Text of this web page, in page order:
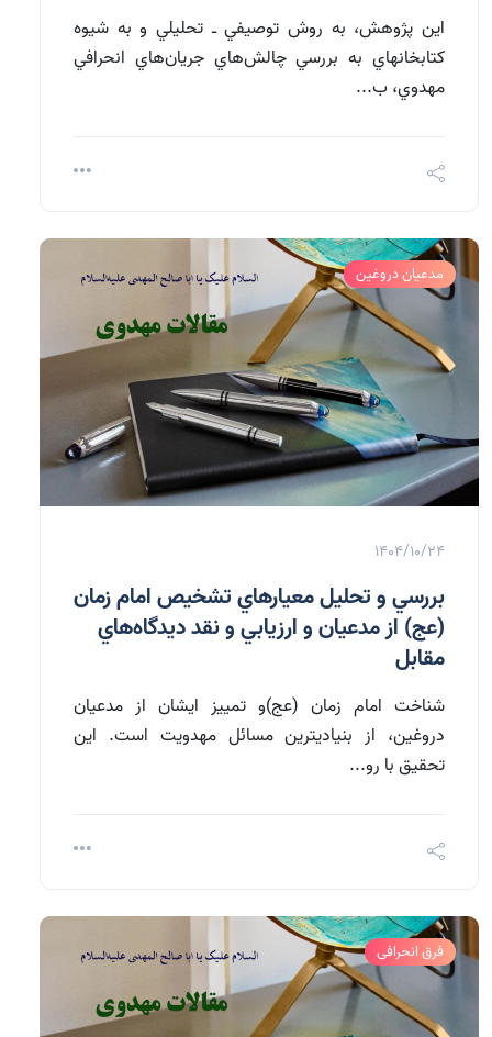
اين پژوهش، به روش توصيفي ـ تحليلي و به شيوه
كتابخانه­اي به بررسي چالش‌هاي جريان‌هاي انحرافي
مهدوي، ب...
مدعیان دروغین
1404/10/24
بررسي و تحليل معيارهاي تشخيص امام زمان
(عج) از مدعيان و ارزيابي و نقد ديدگاه‌هاي
مقابل
شناخت امام زمان (عج)و تمييز ايشان از مدعيان
دروغين، از بنيادي­ترين مسائل مهدويت است. اين
تحقيق با رو...
فرق انحرافی